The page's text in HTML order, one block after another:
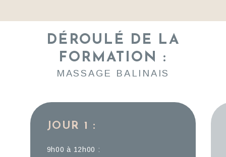
DÉROULÉ DE LA
FORMATION :
MASSAGE BALINAIS
JOUR 1 :
9h00 à 12h00 :